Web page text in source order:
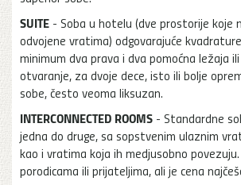
SUITE - Soba u hotelu (dve prostorije koje
odvojene vratima) odgovarajuće
minimum dva prava i dva pomoćna ležaja
otvaranje, za dvoje dece, isto ili bolje
sobe, često veoma liksuzan.
INTERCONNECTED ROOMS - Standardne
jedna do druge, sa sopstvenim ulaznim
kao i vratima koja ih medjusobno
porodicama ili prijateljima, ali je cena